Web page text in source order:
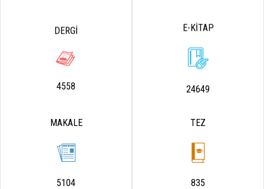
DERGİ
4558
E-KİTAP
24649
MAKALE
5104
TEZ
835